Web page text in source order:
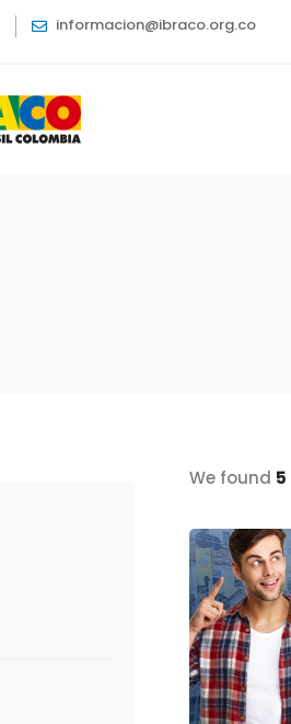
informacion@ibraco.org.co
We found 5